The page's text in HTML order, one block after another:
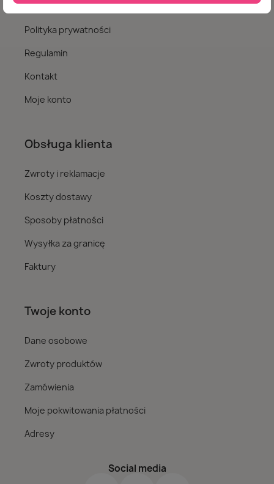
O nas
Polityka prywatności
Regulamin
Kontakt
Moje konto
Obsługa klienta
Zwroty i reklamacje
Koszty dostawy
Sposoby płatności
Wysyłka za granicę
Faktury
Twoje konto
Dane osobowe
Zwroty produktów
Zamówienia
Moje pokwitowania płatności
Adresy
Social media